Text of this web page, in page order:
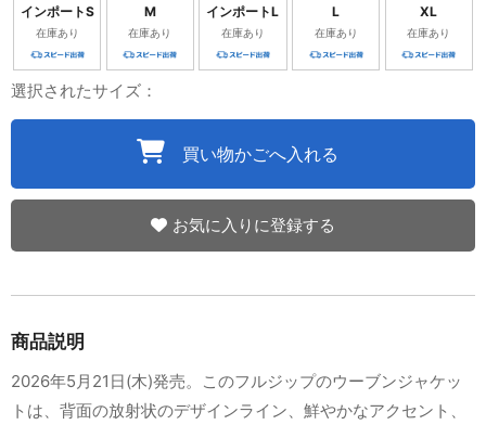
インポートS
在庫あり
M
在庫あり
インポートL
在庫あり
L
在庫あり
XL
在庫あり
選択されたサイズ：
買い物かごへ入れる
お気に入りに登録する
商品説明
2026年5月21日(木)発売。このフルジップのウーブンジャケッ
トは、背面の放射状のデザインライン、鮮やかなアクセント、